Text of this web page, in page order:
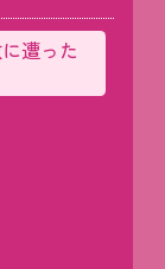
遭った